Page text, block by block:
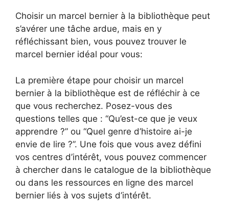
Choisir un marcel bernier à la bibliothèque peut
s’avérer une tâche ardue, mais en y
réfléchissant bien, vous pouvez trouver le
marcel bernier idéal pour vous:
La première étape pour choisir un marcel
bernier à la bibliothèque est de réfléchir à ce
que vous recherchez. Posez-vous des
questions telles que : “Qu’est-ce que je veux
apprendre ?” ou “Quel genre d’histoire ai-je
envie de lire ?”. Une fois que vous avez défini
vos centres d’intérêt, vous pouvez commencer
à chercher dans le catalogue de la bibliothèque
ou dans les ressources en ligne des marcel
bernier liés à vos sujets d’intérêt.